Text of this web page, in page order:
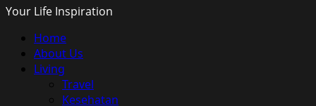
Your Life Inspiration
Primary
Menu
Home
About Us
Living
Travel
Kesehatan